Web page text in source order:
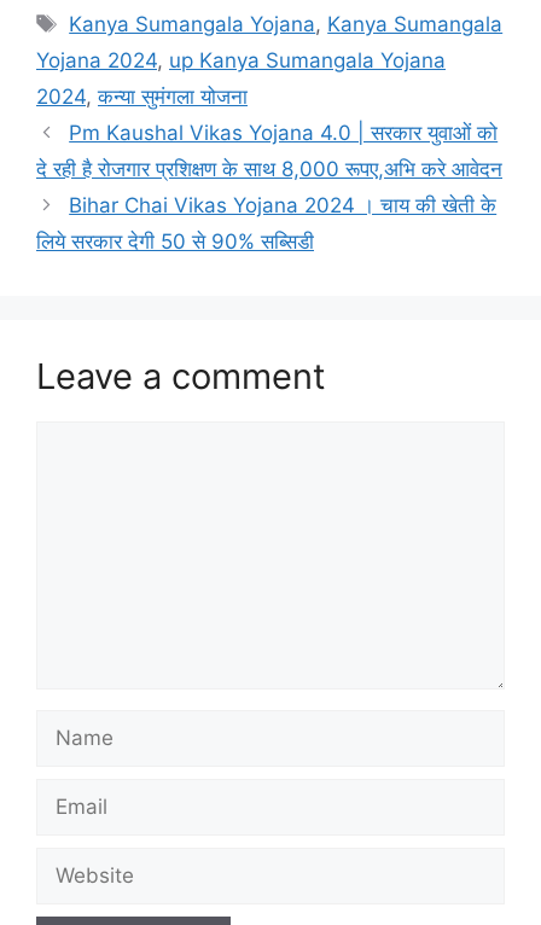
Tags
Kanya Sumangala Yojana, Kanya Sumangala
Yojana 2024, up Kanya Sumangala Yojana
2024,कन्या सुमंगला योजना
Pm Kaushal Vikas Yojana 4.0 | सरकार युवाओं को
दे रही है रोजगार प्रशिक्षण के साथ 8,000 रूपए,अभि करे आवेदन
Bihar Chai Vikas Yojana 2024 । चाय की खेती के
लिये सरकार देगी 50 से 90% सब्सिडी
Leave a comment